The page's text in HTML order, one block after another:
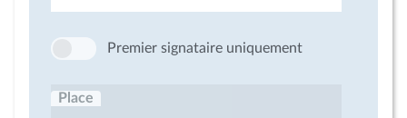
Premier signataire uniquement
Place